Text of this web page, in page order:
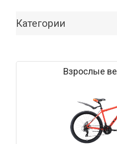
Категории
Взрослые